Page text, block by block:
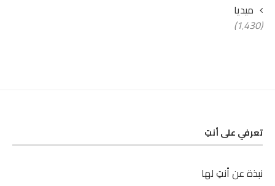
ميديا
(1٬430)
تعرفي على أنتِ
نبذة عن أنتِ لها